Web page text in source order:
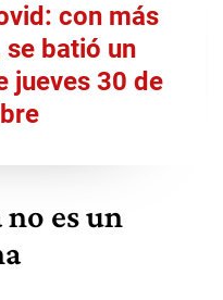
con más
batió un
jueves 30 de
es un